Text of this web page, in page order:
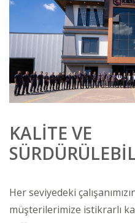
KALİTE VE
Her seviyedeki
müşterilerimize istikrarlı